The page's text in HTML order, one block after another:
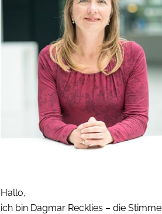
Hallo,
ich bin Dagmar Recklies – die Stimme